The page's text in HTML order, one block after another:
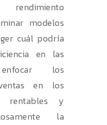
modelos
cuál podría
en las
enfocar los
en los
rentables y
la